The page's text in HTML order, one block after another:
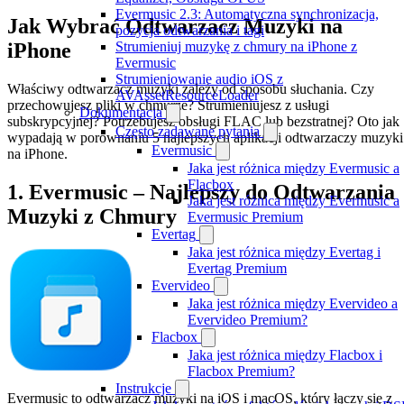
Evermusic 2.3: Automatyczna synchronizacja,
pozycja odtwarzania i tagi
Strumieniuj muzykę z chmury na iPhone z
Evermusic
Strumieniowanie audio iOS z
AVAssetResourceLoader
Dokumentacja
Często zadawane pytania
Evermusic
Jaka jest różnica między Evermusic a
Flacbox
Jaka jest różnica między Evermusic a
Evermusic Premium
Evertag
Jaka jest różnica między Evertag i
Evertag Premium
Evervideo
Jaka jest różnica między Evervideo a
Evervideo Premium?
Flacbox
Jaka jest różnica między Flacbox i
Flacbox Premium?
Instrukcje
Jak Wybrać Odtwarzacz Muzyki na
iPhone
Właściwy odtwarzacz muzyki zależy od sposobu słuchania. Czy
przechowujesz pliki w chmurze? Strumieniujesz z usługi
subskrypcyjnej? Potrzebujesz obsługi FLAC lub bezstratnej? Oto jak
wypadają w porównaniu 5 najlepszych aplikacji odtwarzaczy muzyki
na iPhone.
1. Evermusic – Najlepszy do Odtwarzania
Muzyki z Chmury
Evermusic to odtwarzacz muzyki na iOS i macOS, który łączy się z